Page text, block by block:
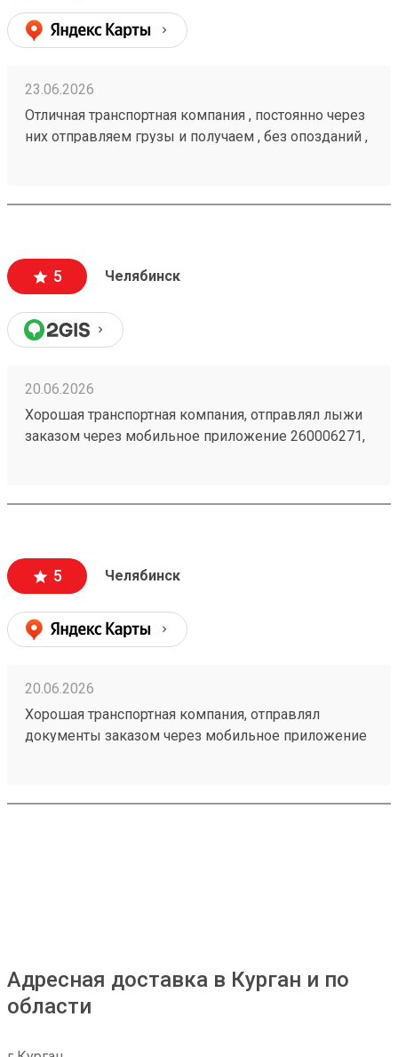
23.06.2026
Отличная транспортная компания , постоянно через
них отправляем грузы и получаем , без опозданий ,
5 Челябинск
20.06.2026
Хорошая транспортная компания, отправлял лыжи
заказом через мобильное приложение 260006271,
5 Челябинск
20.06.2026
Хорошая транспортная компания, отправлял
документы заказом через мобильное приложение
Адресная доставка в Курган и по
области